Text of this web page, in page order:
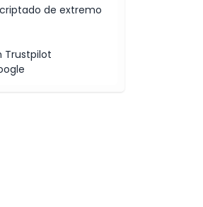
de extremo
Trustpilot